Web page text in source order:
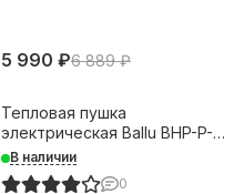
5 990 ₽6 889 ₽
Тепловая пушка
электрическая Ballu BHP-P-3
220V 3 кВт 24472
В наличии
0